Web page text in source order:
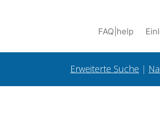
FAQ help
Erweiterte Suche |